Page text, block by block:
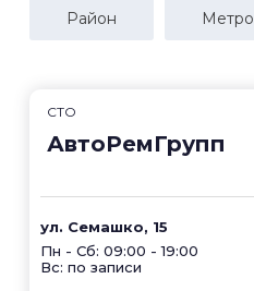
Район Метро
СТО
АвтоРемГрупп
ул. Семашко, 15
Пн - Сб: 09:00 - 19:00
Вс: по записи